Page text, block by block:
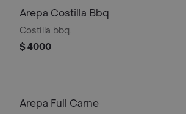
Arepa Costilla Bbq
Costilla bbq.
$ 4000
Arepa Full Carne